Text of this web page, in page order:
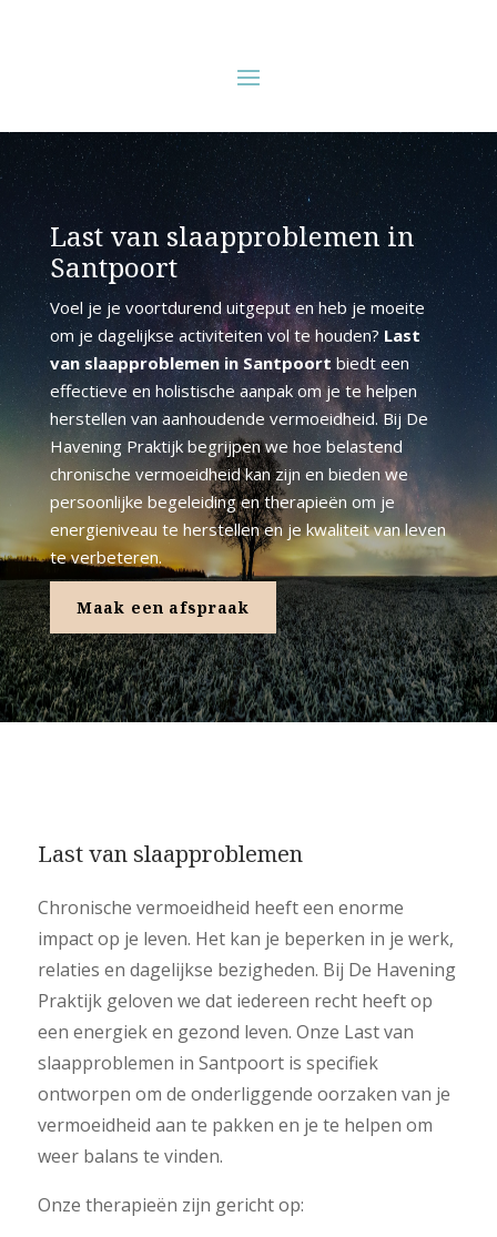
Last van slaapproblemen in
Santpoort
Voel je je voortdurend uitgeput en heb je moeite
om je dagelijkse activiteiten vol te houden? Last
van slaapproblemen in Santpoortbiedt een
effectieve en holistische aanpak om je te helpen
herstellen van aanhoudende vermoeidheid. Bij De
Havening Praktijk begrijpen we hoe belastend
chronische vermoeidheid kan zijn en bieden we
persoonlijke begeleiding en therapieën om je
energieniveau te herstellen en je kwaliteit van leven
te verbeteren.
Maak een afspraak
Last van slaapproblemen
Chronische vermoeidheid heeft een enorme
impact op je leven. Het kan je beperken in je werk,
relaties en dagelijkse bezigheden. Bij De Havening
Praktijk geloven we dat iedereen recht heeft op
een energiek en gezond leven. Onze Last van
slaapproblemen in Santpoort is specifiek
ontworpen om de onderliggende oorzaken van je
vermoeidheid aan te pakken en je te helpen om
weer balans te vinden.
Onze therapieën zijn gericht op: